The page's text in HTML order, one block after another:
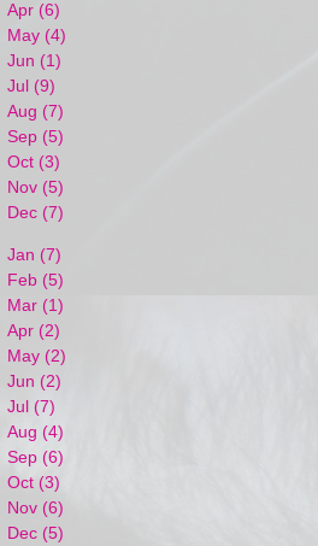
Apr (6)
May (4)
Jun (1)
Jul (9)
Aug (7)
Sep (5)
Oct (3)
Nov (5)
Dec (7)
Jan (7)
Feb (5)
Mar (1)
Apr (2)
May (2)
Jun (2)
Jul (7)
Aug (4)
Sep (6)
Oct (3)
Nov (6)
Dec (5)